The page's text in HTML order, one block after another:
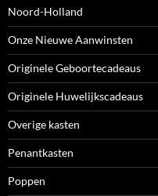
Noord-Holland
Onze Nieuwe Aanwinsten
Originele Geboortecadeaus
Originele Huwelijkscadeaus
Overige kasten
Penantkasten
Poppen